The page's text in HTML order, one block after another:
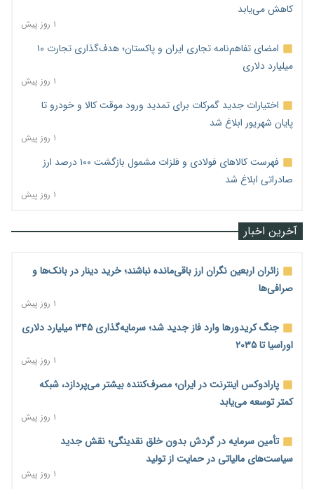
کاهش می‌یابد
۱ روز پیش
امضای تفاهم‌نامه تجاری ایران و پاکستان؛ هدف‌گذاری تجارت ۱۰
میلیارد دلاری
۱ روز پیش
اختیارات جدید گمرکات برای تمدید ورود موقت کالا و خودرو تا
پایان شهریور ابلاغ شد
۱ روز پیش
فهرست کالاهای فولادی و فلزات مشمول بازگشت ۱۰۰ درصد ارز
صادراتی ابلاغ شد
۱ روز پیش
آخرین اخبار
زائران اربعین نگران ارز باقی‌مانده نباشند؛ خرید دینار در بانک‌ها و
صرافی‌ها
۱ روز پیش
جنگ کریدورها وارد فاز جدید شد؛ سرمایه‌گذاری ۳۴۵ میلیارد دلاری
اوراسیا تا ۲۰۳۵
۱ روز پیش
پارادوکس اینترنت در ایران؛ مصرف‌کننده بیشتر می‌پردازد، شبکه
کمتر توسعه می‌یابد
۱ روز پیش
تأمین سرمایه در گردش بدون خلق نقدینگی؛ نقش جدید
سیاست‌های مالیاتی در حمایت از تولید
۱ روز پیش